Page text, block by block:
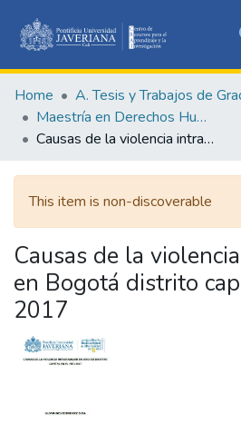
&
All of
Home A. Tesis y Trabajos de
Maestría en Derechos Humanos y Cultura de Paz
Causas de la violencia intrafamiliar en Bogotá distrito capital en el año 2017
This item is non-discoverable
Causas de la
en Bogotá distrito
2017